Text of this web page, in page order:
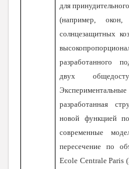
для
(например,
солнцезащитных
разработанного
двух
разработанная
новой функцией
современные
пересечение по
Ecole Centrale Paris